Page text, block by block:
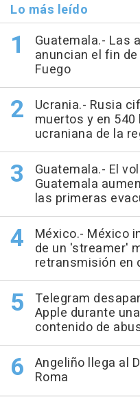
Lo más leído
Guatemala.- Las
anuncian el fin
Fuego
Ucrania.- Rusia
muertos y en
ucraniana de la
Guatemala.- El
Guatemala
las primeras
México.- México
de un 'streamer'
retransmisión en
Telegram
Apple durante
contenido de
Angeliño llega al
Roma